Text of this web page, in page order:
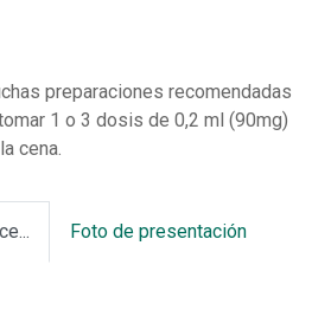
preparaciones recomendadas
1 o 3 dosis de 0,2 ml (90mg)
cena.
Foto de presentación